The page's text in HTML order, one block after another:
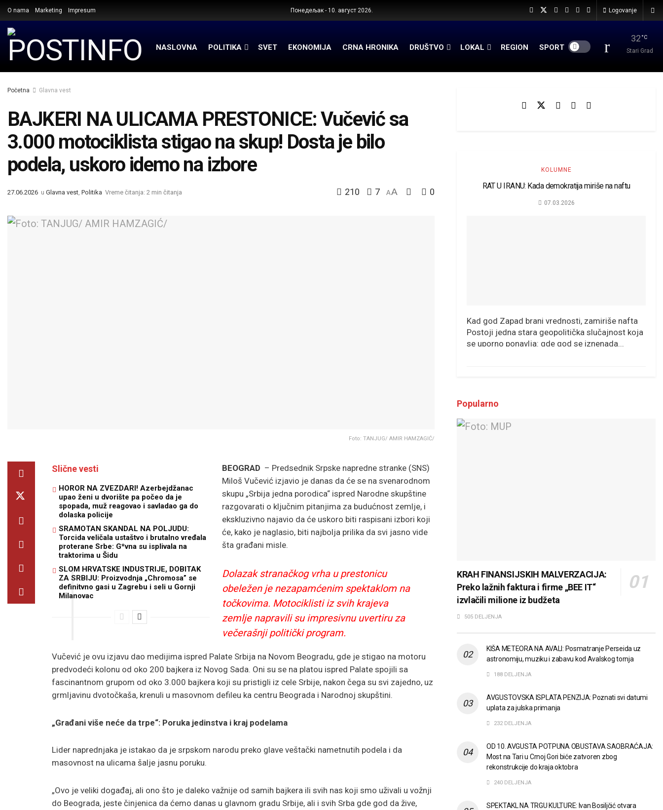
O nama Marketing Impresum Понедељак - 10. август 2026. Logovanje
NASLOVNA POLITIKA SVET EKONOMIJA CRNA HRONIKA DRUŠTVO LOKAL REGION SPORT
32 °C
Stari Grad
Početna Glavna vest
BAJKERI NA ULICAMA PRESTONICE: Vučević sa
3.000 motociklista stigao na skup! Dosta je bilo
podela, uskoro idemo na izbore
27.06.2026 u Glavna vest, Politika Vreme čitanja: 2 min čitanja 210 7 AA 0
Foto: TANJUG/ AMIR HAMZAGIĆ/
Slične vesti
HOROR NA ZVEZDARI! Azerbejdžanac
upao ženi u dvorište pa počeo da je
spopada, muž reagovao i savladao ga do
dolaska policije
SRAMOTAN SKANDAL NA POLJUDU:
Torcida veličala ustaštvo i brutalno vređala
proterane Srbe: G*vna su isplivala na
traktorima u Šidu
SLOM HRVATSKE INDUSTRIJE, DOBITAK
ZA SRBIJU: Proizvodnja „Chromosa” se
definitvno gasi u Zagrebu i seli u Gornji
Milanovac
BEOGRAD – Predsednik Srpske napredne stranke (SNS)
Miloš Vučević izjavio je danas da će se na svenarodnom
skupu „Srbija jedna porodica“ ispred Narodne skupštine
razgovarati o ključnim pitanjima za budućnost zemlje, i
ekskluzivno najavio da će uskoro biti raspisani izbori koji
će, kako je naglasio, biti najbolja prilika da svi jasno vide
šta građani misle.
Dolazak stranačkog vrha u prestonicu
obeležen je nezapamćenim spektaklom na
točkovima. Motociklisti iz svih krajeva
zemlje napravili su impresivnu uvertiru za
večerašnji politički program.
Vučević je ovu izjavu dao medijima ispred Palate Srbija na Novom Beogradu, gde je stigao na motoru
predvodeći kolonu od oko 200 bajkera iz Novog Sada. Oni su se na platou ispred Palate spojili sa
fascinantnom grupom od oko 3.000 bajkera koji su pristigli iz cele Srbije, nakon čega su svi zajedno, uz
grmljavinu dvotočkaša, krenuli u masovnom defileu ka centru Beograda i Narodnoj skupštini.
„Građani više neće da trpe“: Poruka jedinstva i kraj podelama
Lider naprednjaka je istakao da je srpskom narodu preko glave veštački nametnutih podela i da
masovnost na ulicama šalje jasnu poruku.
„Ovo je veliki događaj, ali ono što je daleko važnije od samih bajkera ili svih nas koji smo uživali u vožnji
do Beograda, jeste činjenica da ćemo danas u glavnom gradu Srbije, ali i svih Srba gde god da žive,
KOLUMNE
RAT U IRANU: Kada demokratija miriše na naftu
07.03.2026
Kad god Zapad brani vrednosti, zamiriše nafta
Postoji jedna stara geopolitička slučajnost koja
se uporno ponavlja: gde god se iznenada...
Popularno
KRAH FINANSIJSKIH MALVERZACIJA:
Preko lažnih faktura i firme „BEE IT“
izvlačili milione iz budžeta
505 DELJENJA
KIŠA METEORA NA AVALI: Posmatranje Perseida uz
astronomiju, muziku i zabavu kod Avalskog tornja
188 DELJENJA
AVGUSTOVSKA ISPLATA PENZIJA: Poznati svi datumi
uplata za julska primanja
232 DELJENJA
OD 10. AVGUSTA POTPUNA OBUSTAVA SAOBRAĆAJA:
Most na Tari u Crnoj Gori biće zatvoren zbog
rekonstrukcije do kraja oktobra
240 DELJENJA
SPEKTAKL NA TRGU KULTURE: Ivan Bosiljčić otvara